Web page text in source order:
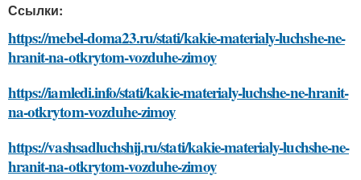
Ссылки:
https://mebel-doma23.ru/stati/kakie-materialy-luchshe-ne-
hranit-na-otkrytom-vozduhe-zimoy
https://iamledi.info/stati/kakie-materialy-luchshe-ne-hranit-
na-otkrytom-vozduhe-zimoy
https://vashsadluchshij.ru/stati/kakie-materialy-luchshe-ne-
hranit-na-otkrytom-vozduhe-zimoy